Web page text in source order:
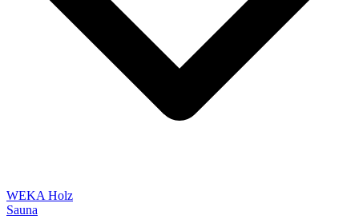
WEKA Holz
Sauna